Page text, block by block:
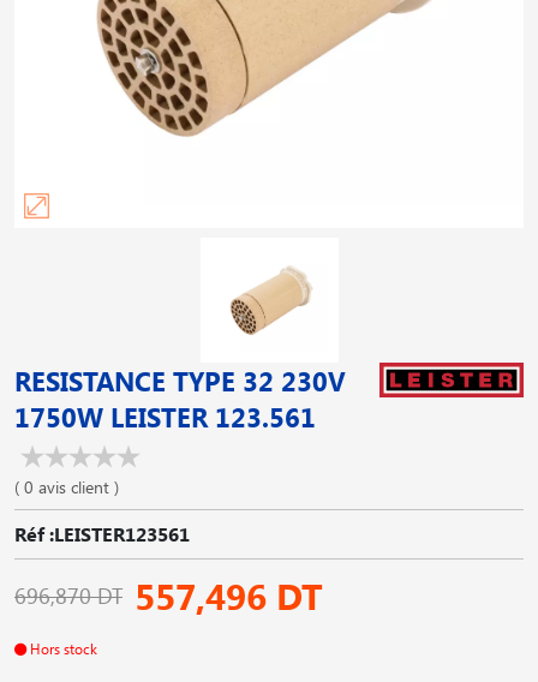
RESISTANCE TYPE 32 230V
1750W LEISTER 123.561
( 0 avis client )
Réf :LEISTER123561
696,870 DT 557,496 DT
Hors stock